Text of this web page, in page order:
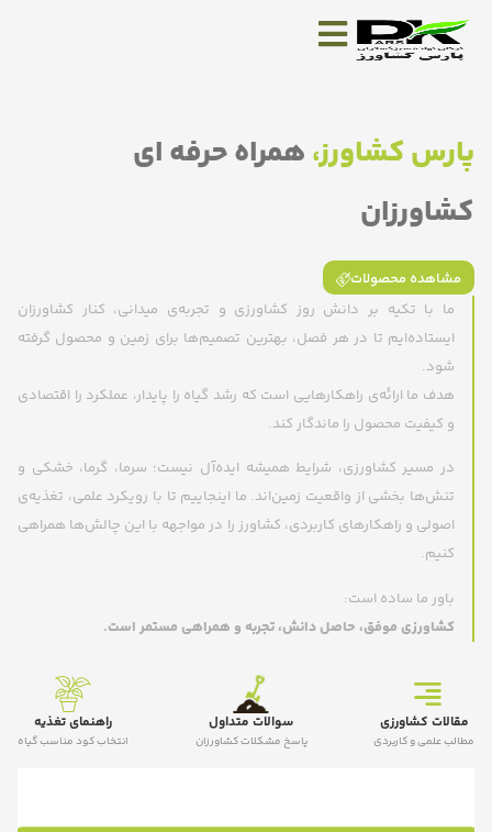
پارس کشاورز،همراه حرفه ای
کشاورزان
مشاهده محصولات
ما با تکیه بر دانش روز کشاورزی و تجربه‌ی میدانی، کنار کشاورزان
ایستاده‌ایم تا در هر فصل، بهترین تصمیم‌ها برای زمین و محصول گرفته
شود.
هدف ما ارائه‌ی راهکارهایی است که رشد گیاه را پایدار، عملکرد را اقتصادی
و کیفیت محصول را ماندگار کند.
در مسیر کشاورزی، شرایط همیشه ایده‌آل نیست؛ سرما، گرما، خشکی و
تنش‌ها بخشی از واقعیت زمین‌اند. ما اینجاییم تا با رویکرد علمی، تغذیه‌ی
اصولی و راهکارهای کاربردی، کشاورز را در مواجهه با این چالش‌ها همراهی
کنیم.
باور ما ساده است:
کشاورزی موفق، حاصل دانش، تجربه و همراهی مستمر است.
مقالات کشاورزی
مطالب علمی و کاربردی
سوالات متداول
پاسخ مشکلات کشاورزان
راهنمای تغذیه
انتخاب کود مناسب گیاه